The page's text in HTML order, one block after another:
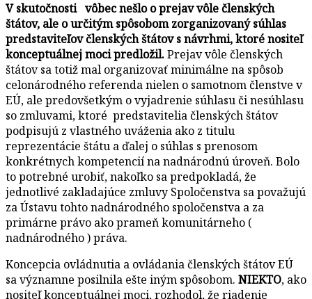
V skutočnosti vôbec nešlo o prejav vôle členských
štátov, ale o určitým spôsobom zorganizovaný súhlas
predstaviteľov členských štátov s návrhmi, ktoré nositeľ
konceptuálnej moci predložil.Prejav vôle členských
štátov sa totiž mal organizovať minimálne na spôsob
celonárodného referenda nielen o samotnom členstve v
EÚ, ale predovšetkým o vyjadrenie súhlasu či nesúhlasu
so zmluvami, ktoré predstavitelia členských štátov
podpisujú z vlastného uváženia ako z titulu
reprezentácie štátu a ďalej o súhlas s prenosom
konkrétnych kompetencií na nadnárodnú úroveň. Bolo
to potrebné urobiť, nakoľko sa predpokladá, že
jednotlivé zakladajúce zmluvy Spoločenstva sa považujú
za Ústavu tohto nadnárodného spoločenstva a za
primárne právo ako prameň komunitárneho (
nadnárodného ) práva.
Koncepcia ovládnutia a ovládania členských štátov EÚ
sa významne posilnila ešte iným spôsobom. NIEKTO, ako
nositeľ konceptuálnej moci, rozhodol, že riadenie